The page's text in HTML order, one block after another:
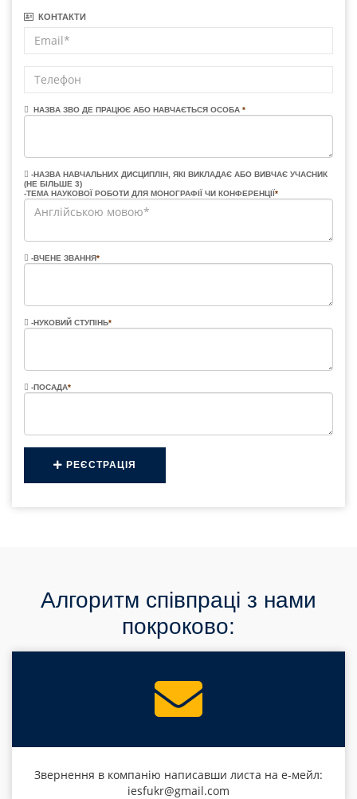
КОНТАКТИ
НАЗВА ЗВО ДЕ ПРАЦЮЄ АБО НАВЧАЄТЬСЯ ОСОБА *
-НАЗВА НАВЧАЛЬНИХ ДИСЦИПЛІН, ЯКІ ВИКЛАДАЄ АБО ВИВЧАЄ УЧАСНИК
(НЕ БІЛЬШЕ 3)
-ТЕМА НАУКОВОЇ РОБОТИ ДЛЯ МОНОГРАФІЇ ЧИ КОНФЕРЕНЦІЇ*
-ВЧЕНЕ ЗВАННЯ*
-НУКОВИЙ СТУПІНЬ*
-ПОСАДА*
РЕЄСТРАЦІЯ
Алгоритм співпраці з нами
покроково:
Звернення в компанію написавши листа на е-мейл:
iesfukr@gmail.com